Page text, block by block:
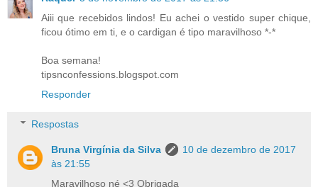
Aiii que recebidos lindos! Eu achei o vestido super chique,
ficou ótimo em ti, e o cardigan é tipo maravilhoso *-*
Boa semana!
tipsnconfessions.blogspot.com
Responder
Respostas
Bruna Virgínia da Silva
10 de dezembro de 2017
às 21:55
Maravilhoso né <3 Obrigada